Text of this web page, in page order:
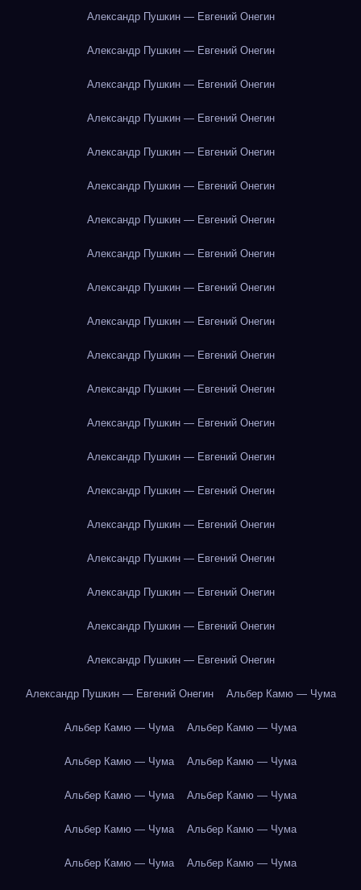
Александр Пушкин — Евгений Онегин
Александр Пушкин — Евгений Онегин
Александр Пушкин — Евгений Онегин
Александр Пушкин — Евгений Онегин
Александр Пушкин — Евгений Онегин
Александр Пушкин — Евгений Онегин
Александр Пушкин — Евгений Онегин
Александр Пушкин — Евгений Онегин
Александр Пушкин — Евгений Онегин
Александр Пушкин — Евгений Онегин
Александр Пушкин — Евгений Онегин
Александр Пушкин — Евгений Онегин
Александр Пушкин — Евгений Онегин
Александр Пушкин — Евгений Онегин
Александр Пушкин — Евгений Онегин
Александр Пушкин — Евгений Онегин
Александр Пушкин — Евгений Онегин
Александр Пушкин — Евгений Онегин
Александр Пушкин — Евгений Онегин
Александр Пушкин — Евгений Онегин
Александр Пушкин — Евгений Онегин Альбер Камю — Чума
Альбер Камю — Чума Альбер Камю — Чума
Альбер Камю — Чума Альбер Камю — Чума
Альбер Камю — Чума Альбер Камю — Чума
Альбер Камю — Чума Альбер Камю — Чума
Альбер Камю — Чума Альбер Камю — Чума